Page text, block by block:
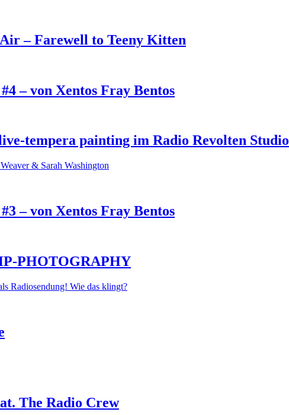
– Farewell to Teeny Kitten
– von Xentos Fray Bentos
tempera painting im Radio Revolten Studio
& Sarah Washington
– von Xentos Fray Bentos
PHOTOGRAPHY
Radiosendung! Wie das klingt?
The Radio Crew